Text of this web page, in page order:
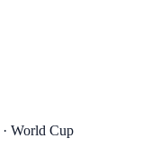
· World Cup